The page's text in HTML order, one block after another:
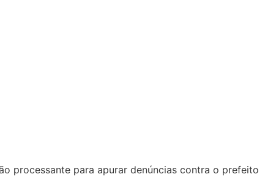
processante para apurar denúncias contra o prefeito